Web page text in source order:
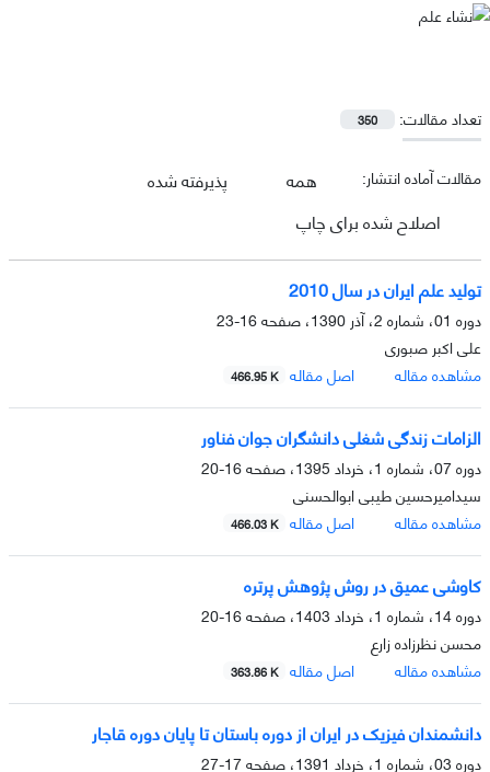
تعداد مقالات: 350
مقالات آماده انتشار: همه
پذیرفته شده
اصلاح شده برای چاپ
تولید علم ایران در سال 2010
دوره 01، شماره 2، آذر 1390، صفحه
16-23
علی اکبر صبوری
مشاهده مقاله
اصل مقاله 466.95 K
الزامات زندگی شغلی دانشگران جوان فناور
دوره 07، شماره 1، خرداد 1395، صفحه
16-20
سیدامیرحسین طیبی ابوالحسنی
مشاهده مقاله
اصل مقاله 466.03 K
کاوشی عمیق در روش پژوهش پرتره
دوره 14، شماره 1، خرداد 1403، صفحه
16-20
محسن نظرزاده زارع
مشاهده مقاله
اصل مقاله 363.86 K
دانشمندان فیزیک در ایران از دوره باستان تا پایان دوره قاجار
دوره 03، شماره 1، خرداد 1391، صفحه
17-27